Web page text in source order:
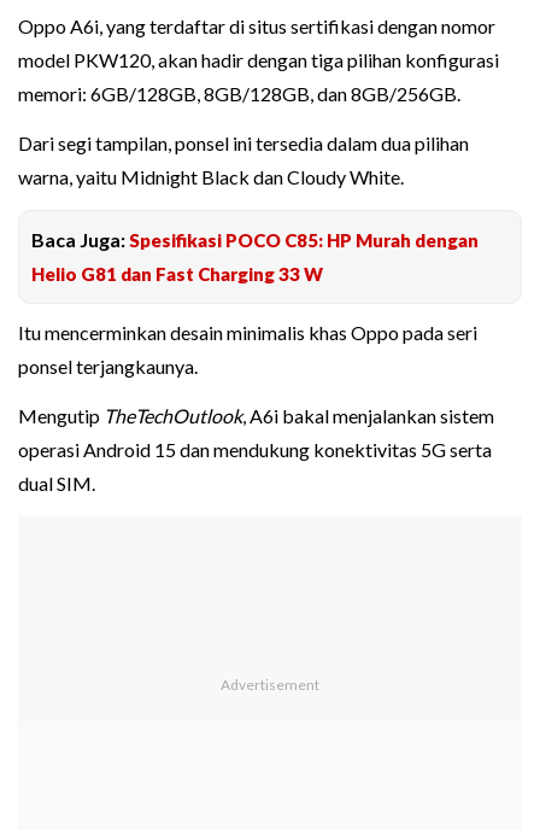
Oppo A6i, yang terdaftar di situs sertifikasi dengan nomor
model PKW120, akan hadir dengan tiga pilihan konfigurasi
memori: 6GB/128GB, 8GB/128GB, dan 8GB/256GB.
Dari segi tampilan, ponsel ini tersedia dalam dua pilihan
warna, yaitu Midnight Black dan Cloudy White.
Baca Juga:Spesifikasi POCO C85: HP Murah dengan
Helio G81 dan Fast Charging 33 W
Itu mencerminkan desain minimalis khas Oppo pada seri
ponsel terjangkaunya.
Mengutip TheTechOutlook, A6i bakal menjalankan sistem
operasi Android 15 dan mendukung konektivitas 5G serta
dual SIM.